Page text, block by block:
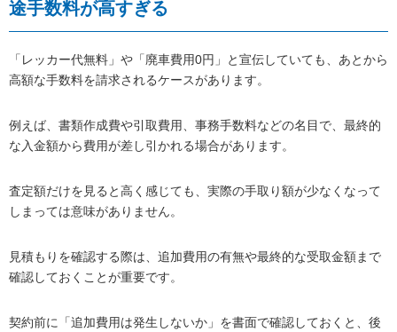
途手数料が高すぎる
「レッカー代無料」や「廃車費用0円」と宣伝していても、あとから
高額な手数料を請求されるケースがあります。
例えば、書類作成費や引取費用、事務手数料などの名目で、最終的
な入金額から費用が差し引かれる場合があります。
査定額だけを見ると高く感じても、実際の手取り額が少なくなって
しまっては意味がありません。
見積もりを確認する際は、追加費用の有無や最終的な受取金額まで
確認しておくことが重要です。
契約前に「追加費用は発生しないか」を書面で確認しておくと、後